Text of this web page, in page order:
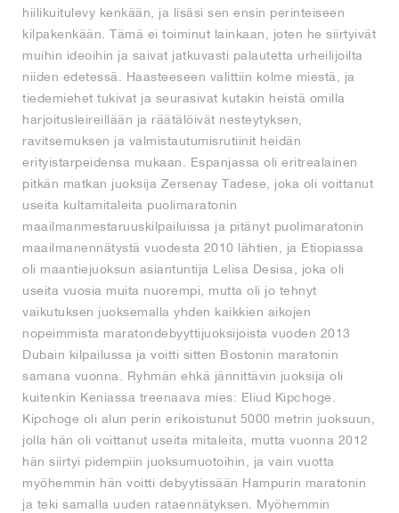
hiilikuitulevy kenkään, ja lisäsi sen ensin perinteiseen
kilpakenkään. Tämä ei toiminut lainkaan, joten he siirtyivät
muihin ideoihin ja saivat jatkuvasti palautetta urheilijoilta
niiden edetessä. Haasteeseen valittiin kolme miestä, ja
tiedemiehet tukivat ja seurasivat kutakin heistä omilla
harjoitusleireillään ja räätälöivät nesteytyksen,
ravitsemuksen ja valmistautumisrutiinit heidän
erityistarpeidensa mukaan. Espanjassa oli eritrealainen
pitkän matkan juoksija Zersenay Tadese, joka oli voittanut
useita kultamitaleita puolimaratonin
maailmanmestaruuskilpailuissa ja pitänyt puolimaratonin
maailmanennätystä vuodesta 2010 lähtien, ja Etiopiassa
oli maantiejuoksun asiantuntija Lelisa Desisa, joka oli
useita vuosia muita nuorempi, mutta oli jo tehnyt
vaikutuksen juoksemalla yhden kaikkien aikojen
nopeimmista maratondebyyttijuoksijoista vuoden 2013
Dubain kilpailussa ja voitti sitten Bostonin maratonin
samana vuonna. Ryhmän ehkä jännittävin juoksija oli
kuitenkin Keniassa treenaava mies: Eliud Kipchoge.
Kipchoge oli alun perin erikoistunut 5000 metrin juoksuun,
jolla hän oli voittanut useita mitaleita, mutta vuonna 2012
hän siirtyi pidempiin juoksumuotoihin, ja vain vuotta
myöhemmin hän voitti debyytissään Hampurin maratonin
ja teki samalla uuden rataennätyksen. Myöhemmin